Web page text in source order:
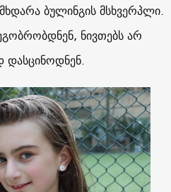
ბულინგის მსხვერპლი.
ნივთებს არ
დასცინოდნენ.